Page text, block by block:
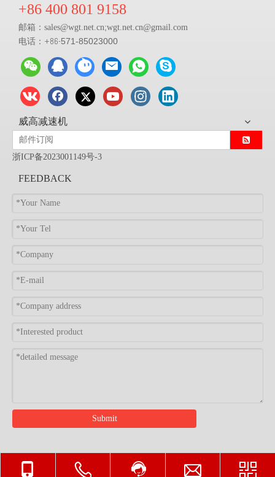
+86 400 801 9158
邮箱： sales@wgt.net.cn;wgt.net.cn@gmail.com
电话：+86-571-85023000
威高减速机
浙ICP备2023001149号-3
FEEDBACK
Submit